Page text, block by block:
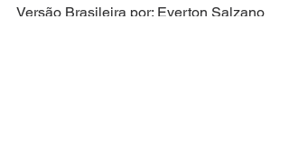
Versão Brasileira por: Everton Salzano